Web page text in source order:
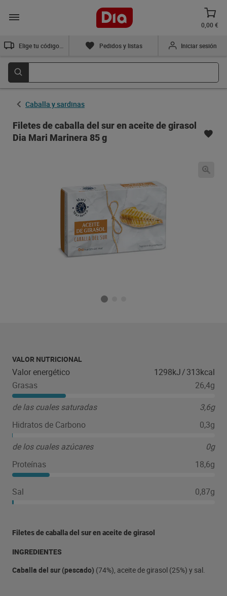
0,00 €
Pedidos y listas Iniciar sesión
Caballa y sardinas
Filetes de caballa del sur en aceite de girasol
Dia Mari Marinera 85 g
VALOR NUTRICIONAL
Valor energético 1298kJ/313kcal
Grasas
26,4g
de las cuales saturadas
3,6g
Hidratos de Carbono
0,3g
de los cuales azúcares
0g
Proteínas
18,6g
Sal 0,87g
Filetes de caballa del sur en aceite de girasol
INGREDIENTES
Caballa del sur (pescado) (74%), aceite de girasol (25%) y sal.